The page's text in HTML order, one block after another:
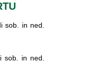
sob. in ned.
in ned.